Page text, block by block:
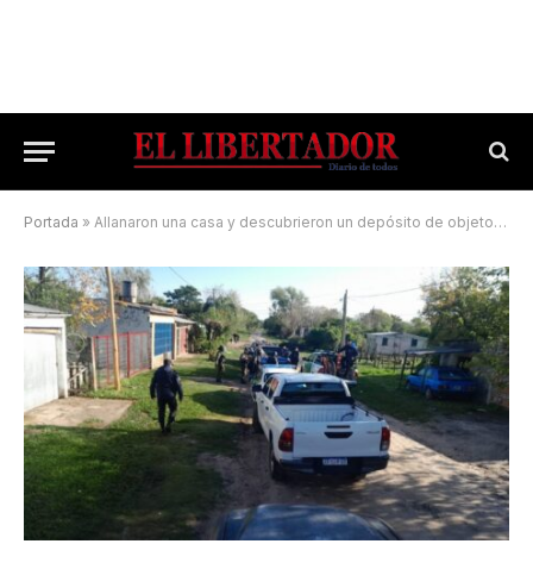
Portada » Allanaron una casa y descubrieron un depósito de objetos robados